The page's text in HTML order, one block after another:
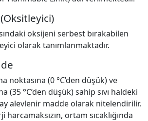
(Oksitleyici)
oksijeni serbest bırakabilen
olarak tanımlanmaktadır.
noktasına (0 °C’den düşük) ve
(35 °C’den düşük) sahip sıvı haldeki
alevlenir madde olarak nitelendirilir.
ortam sıcaklığında